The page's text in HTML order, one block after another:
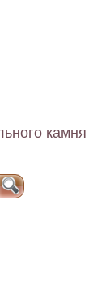
камня